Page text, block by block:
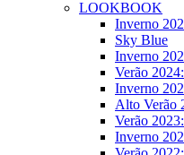
LOOKBOOK
Inverno
Sky Blue
Inverno
Verão
Inverno
Alto Verão
Verão
Inverno